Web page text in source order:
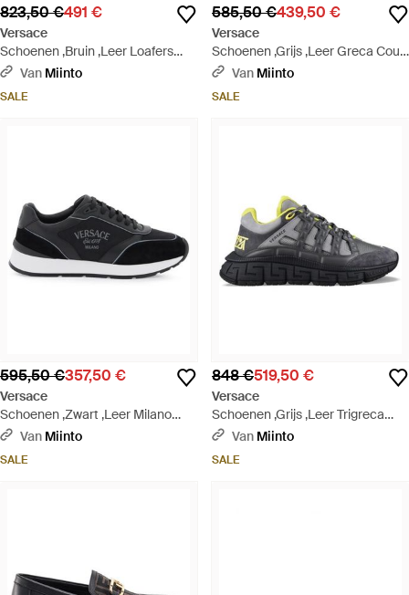
823,50 €491 €
Versace
Schoenen ,Bruin ,Leer Loafers
Met Knoopdetail - Bruin
Van Miinto
SALE
585,50 €439,50 €
Versace
Schoenen ,Grijs ,Leer Greca Court
Metallic Sneakers - Wit
Van Miinto
SALE
595,50 €357,50 €
Versace
Schoenen ,Zwart ,Leer Milano
Sneakers Met Barocco Patroon -
Van Miinto
SALE
848 €519,50 €
Versace
Schoenen ,Grijs ,Leer Trigreca
Sneakers - Blauw
Van Miinto
SALE